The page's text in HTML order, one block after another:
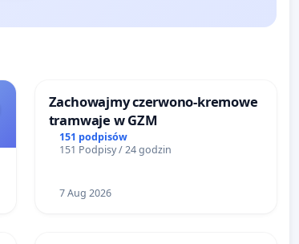
Zachowajmy czerwono-kremowe
tramwaje w GZM
151 podpisów
151 Podpisy / 24 godzin
7 Aug 2026